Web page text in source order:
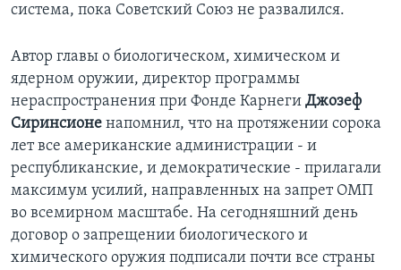
система, пока Советский Союз не развалился.
Автор главы о биологическом, химическом и
ядерном оружии, директор программы
нераспространения при Фонде Карнеги Джозеф
Сиринсионе напомнил, что на протяжении сорока
лет все американские администрации - и
республиканские, и демократические - прилагали
максимум усилий, направленных на запрет ОМП
во всемирном масштабе. На сегодняшний день
договор о запрещении биологического и
химического оружия подписали почти все страны